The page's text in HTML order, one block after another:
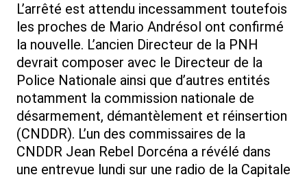
L’arrêté est attendu incessamment toutefois
les proches de Mario Andrésol ont confirmé
la nouvelle. L’ancien Directeur de la PNH
devrait composer avec le Directeur de la
Police Nationale ainsi que d’autres entités
notamment la commission nationale de
désarmement, démantèlement et réinsertion
(CNDDR). L’un des commissaires de la
CNDDR Jean Rebel Dorcéna a révélé dans
une entrevue lundi sur une radio de la Capitale